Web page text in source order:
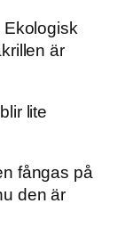
är
lite
fångas på
den är